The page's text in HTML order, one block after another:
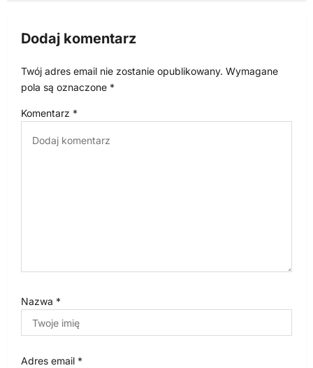
a
p
i
s
Dodaj komentarz
Twój adres email nie zostanie opublikowany. Wymagane
pola są oznaczone *
Komentarz *
Nazwa *
Adres email *